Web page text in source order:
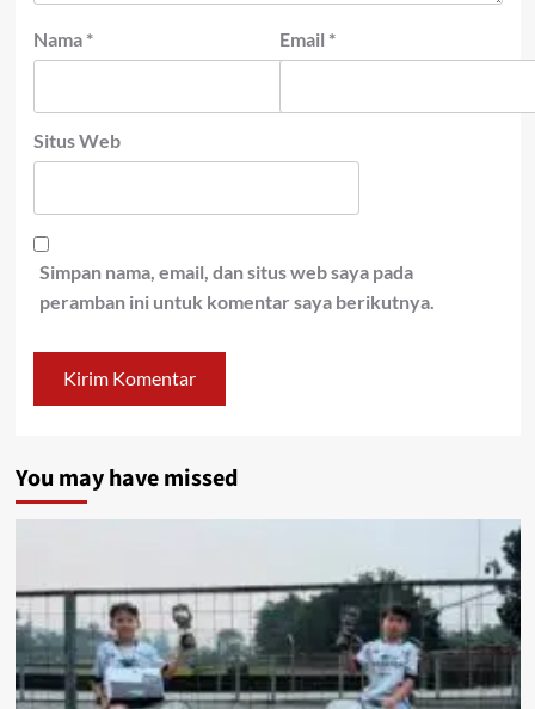
Nama * Email *
Situs Web
Simpan nama, email, dan situs web saya pada
peramban ini untuk komentar saya berikutnya.
You may have missed